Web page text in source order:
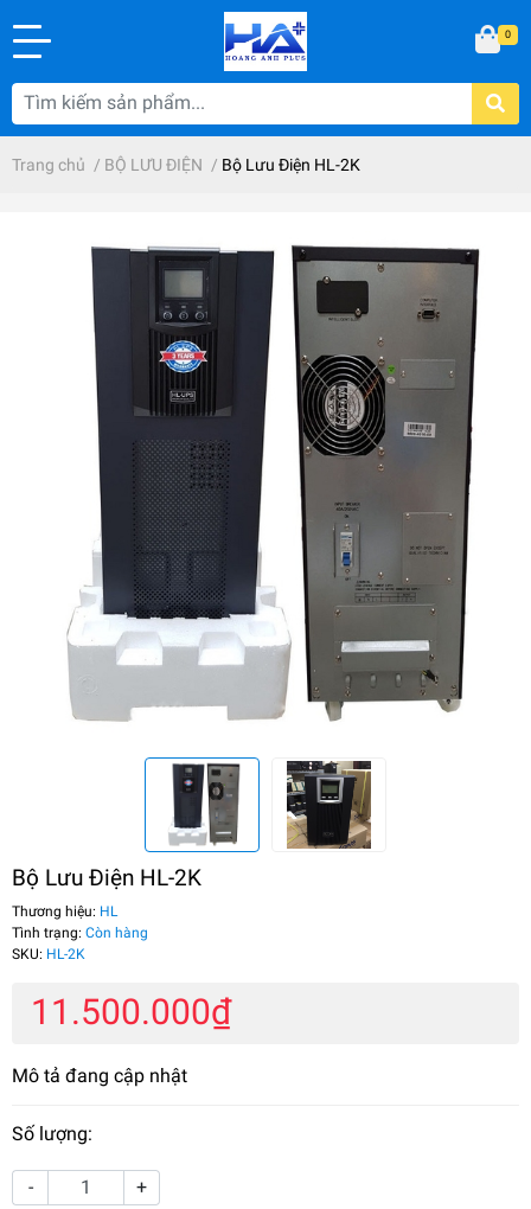
0
Trang chủ / BỘ LƯU ĐIỆN / Bộ Lưu Điện HL-2K
Bộ Lưu Điện HL-2K
Thương hiệu: HL
Tình trạng: Còn hàng
SKU: HL-2K
11.500.000₫
Mô tả đang cập nhật
Số lượng:
- +